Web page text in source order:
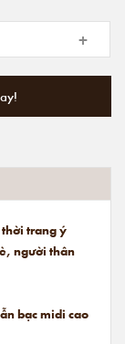
+
trang ý
người thân
bạc midi cao